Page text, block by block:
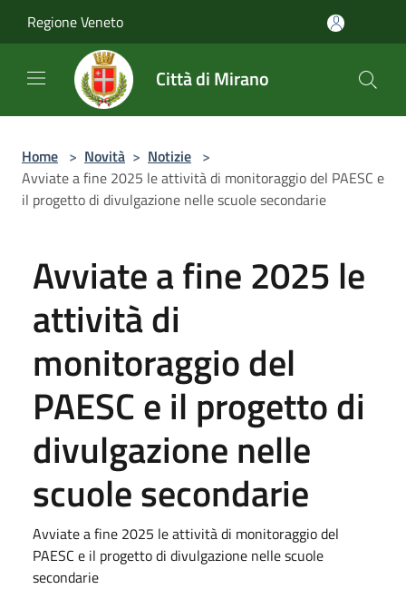
Regione Veneto
Città di Mirano
Home > Novità > Notizie >
Avviate a fine 2025 le attività di monitoraggio del PAESC e
il progetto di divulgazione nelle scuole secondarie
Avviate a fine 2025 le
attività di
monitoraggio del
PAESC e il progetto di
divulgazione nelle
scuole secondarie
Avviate a fine 2025 le attività di monitoraggio del
PAESC e il progetto di divulgazione nelle scuole
secondarie